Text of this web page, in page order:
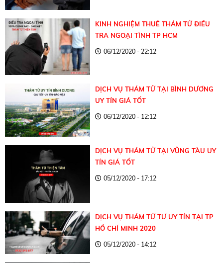
KINH NGHIỆM THUÊ THÁM TỬ ĐIỀU
TRA NGOẠI TÌNH TP HCM
06/12/2020 - 22:12
DỊCH VỤ THÁM TỬ TẠI BÌNH DƯƠNG
UY TÍN GIÁ TỐT
06/12/2020 - 12:12
DỊCH VỤ THÁM TỬ TẠI VŨNG TÀU UY
TÍN GIÁ TỐT
05/12/2020 - 17:12
DỊCH VỤ THÁM TỬ TƯ UY TÍN TẠI TP
HỒ CHÍ MINH 2020
05/12/2020 - 14:12